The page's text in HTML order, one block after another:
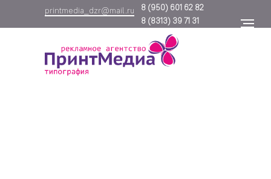
8 (950) 601 62 82
printmedia_dzr@mail.ru
8 (8313) 39 71 31